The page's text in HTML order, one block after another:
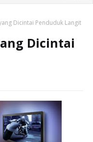
Dicintai Penduduk Langit
Dicintai